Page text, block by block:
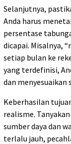
Selanjutnya,
Anda harus
persentase
dicapai. Misalnya,
setiap bulan ke
yang terdefinisi,
dan
Keberhasilan
realisme.
sumber daya dan
terlalu jauh,